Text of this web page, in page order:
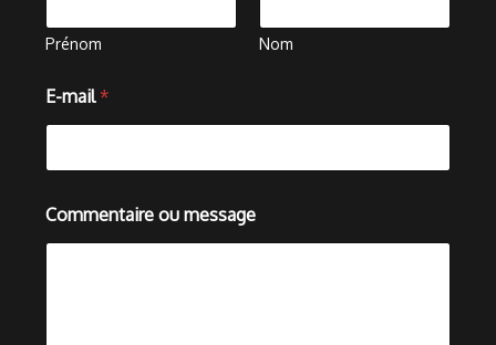
Prénom Nom
o
m
e
s
a
g
E-mail *
Commentaire ou message